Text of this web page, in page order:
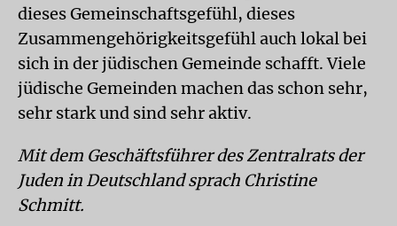
dieses Gemeinschaftsgefühl, dieses
Zusammengehörigkeitsgefühl auch lokal bei
sich in der jüdischen Gemeinde schafft. Viele
jüdische Gemeinden machen das schon sehr,
sehr stark und sind sehr aktiv.
Mit dem Geschäftsführer des Zentralrats der
Juden in Deutschland sprach Christine
Schmitt.